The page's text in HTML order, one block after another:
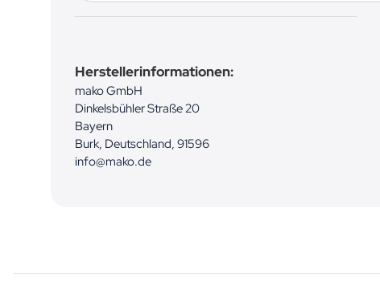
Herstellerinformationen:
mako GmbH
Dinkelsbühler Straße 20
Bayern
Burk, Deutschland, 91596
info@mako.de